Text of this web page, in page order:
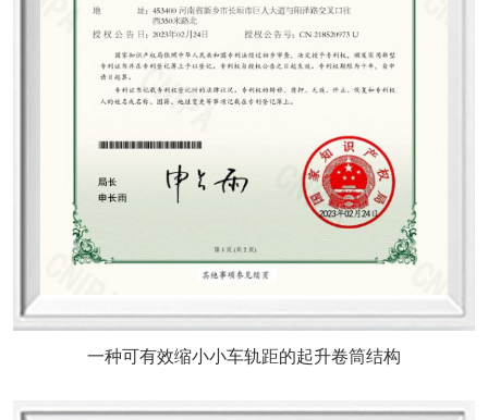
一种可有效缩小小车轨距的起升卷筒结构